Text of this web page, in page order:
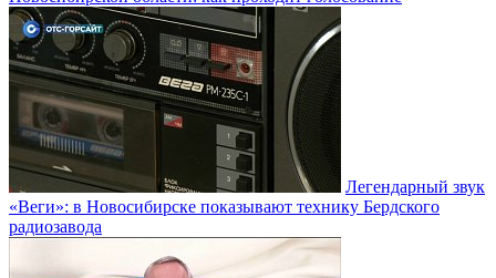
Легендарный звук
«Веги»: в Новосибирске показывают технику Бердского
радиозавода